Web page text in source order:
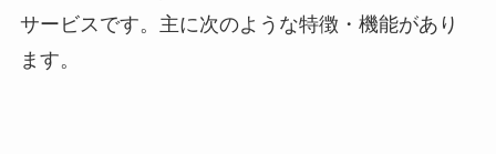
サービスです。主に次のような特徴・機能があり
ます。